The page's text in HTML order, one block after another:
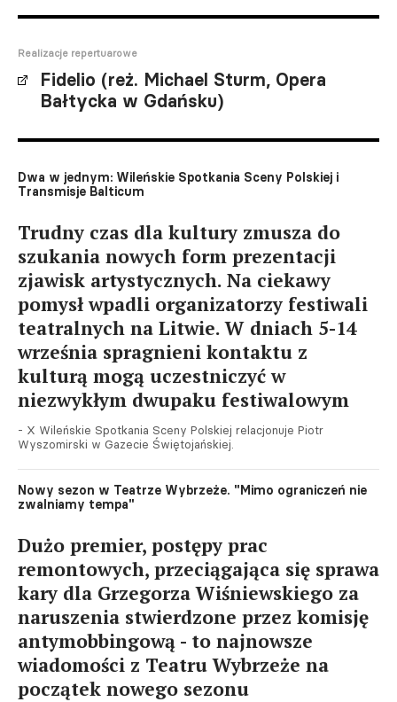
Realizacje repertuarowe
Fidelio (reż. Michael Sturm, Opera
Bałtycka w Gdańsku)
Dwa w jednym: Wileńskie Spotkania Sceny Polskiej i
Transmisje Balticum
Trudny czas dla kultury zmusza do
szukania nowych form prezentacji
zjawisk artystycznych. Na ciekawy
pomysł wpadli organizatorzy festiwali
teatralnych na Litwie. W dniach 5-14
września spragnieni kontaktu z
kulturą mogą uczestniczyć w
niezwykłym dwupaku festiwalowym
- X Wileńskie Spotkania Sceny Polskiej relacjonuje Piotr
Wyszomirski w Gazecie Świętojańskiej.
Nowy sezon w Teatrze Wybrzeże. "Mimo ograniczeń nie
zwalniamy tempa"
Dużo premier, postępy prac
remontowych, przeciągająca się sprawa
kary dla Grzegorza Wiśniewskiego za
naruszenia stwierdzone przez komisję
antymobbingową - to najnowsze
wiadomości z Teatru Wybrzeże na
początek nowego sezonu